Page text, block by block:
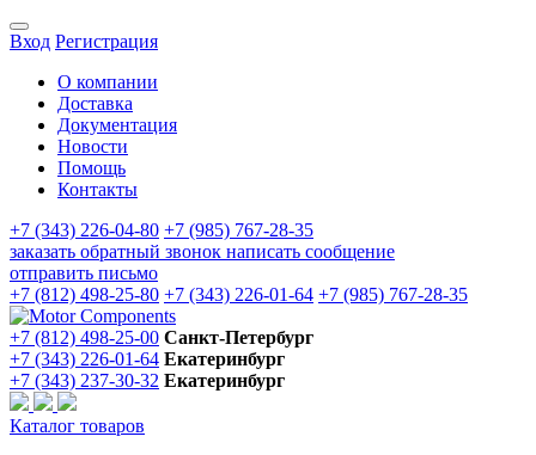
Вход Регистрация
О компании
Доставка
Документация
Новости
Помощь
Контакты
+7 (343) 226-04-80 +7 (985) 767-28-35
заказать обратный звонок написать сообщение
отправить письмо
+7 (812) 498-25-80 +7 (343) 226-01-64 +7 (985) 767-28-35
+7 (812) 498-25-00 Санкт-Петербург
+7 (343) 226-01-64 Екатеринбург
+7 (343) 237-30-32 Екатеринбург
Каталог товаров